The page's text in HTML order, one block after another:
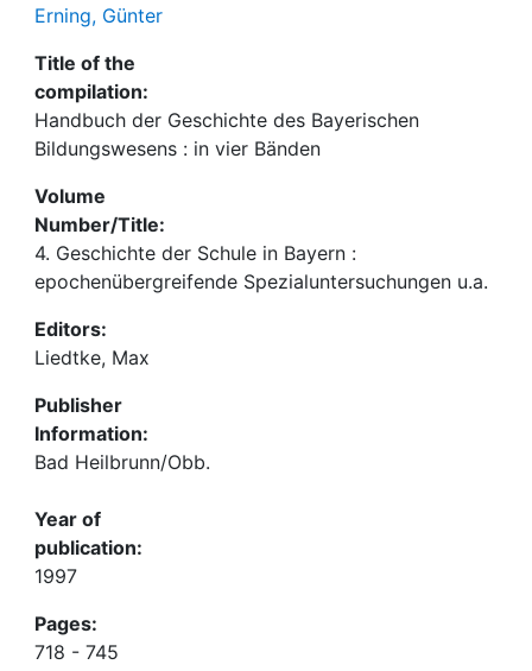
Erning, Günter
Title of the
compilation:
Handbuch der Geschichte des Bayerischen
Bildungswesens : in vier Bänden
Volume
Number/Title:
4. Geschichte der Schule in Bayern :
epochenübergreifende Spezialuntersuchungen u.a.
Editors:
Liedtke, Max
Publisher
Information:
Bad Heilbrunn/Obb.
Year of
publication:
1997
Pages:
718 - 745